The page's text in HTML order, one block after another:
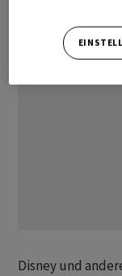
Disney und